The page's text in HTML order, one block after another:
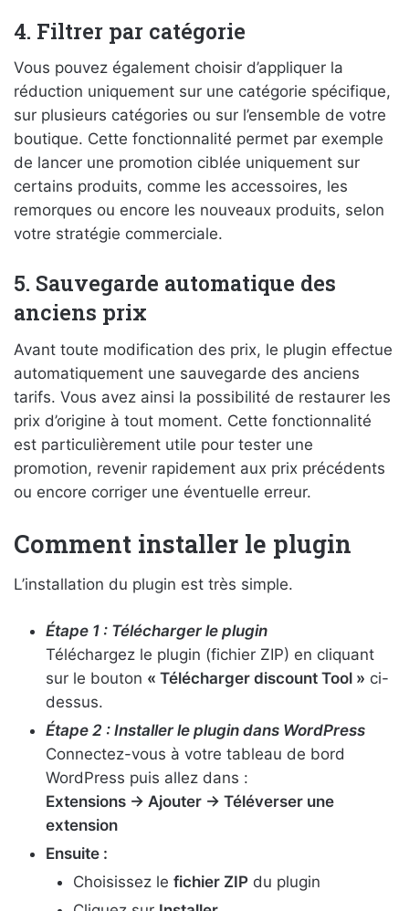
4. Filtrer par catégorie
Vous pouvez également choisir d’appliquer la
réduction uniquement sur une catégorie spécifique,
sur plusieurs catégories ou sur l’ensemble de votre
boutique. Cette fonctionnalité permet par exemple
de lancer une promotion ciblée uniquement sur
certains produits, comme les accessoires, les
remorques ou encore les nouveaux produits, selon
votre stratégie commerciale.
5. Sauvegarde automatique des
anciens prix
Avant toute modification des prix, le plugin effectue
automatiquement une sauvegarde des anciens
tarifs. Vous avez ainsi la possibilité de restaurer les
prix d’origine à tout moment. Cette fonctionnalité
est particulièrement utile pour tester une
promotion, revenir rapidement aux prix précédents
ou encore corriger une éventuelle erreur.
Comment installer le plugin
L’installation du plugin est très simple.
Étape 1 : Télécharger le plugin
Téléchargez le plugin (fichier ZIP) en cliquant
sur le bouton « Télécharger discount Tool » ci-
dessus.
Étape 2 : Installer le plugin dans WordPress
Connectez-vous à votre tableau de bord
WordPress puis allez dans :
Extensions → Ajouter → Téléverser une
extension
Ensuite :
Choisissez le fichier ZIP du plugin